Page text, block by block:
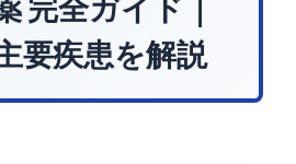
要疾患を解説